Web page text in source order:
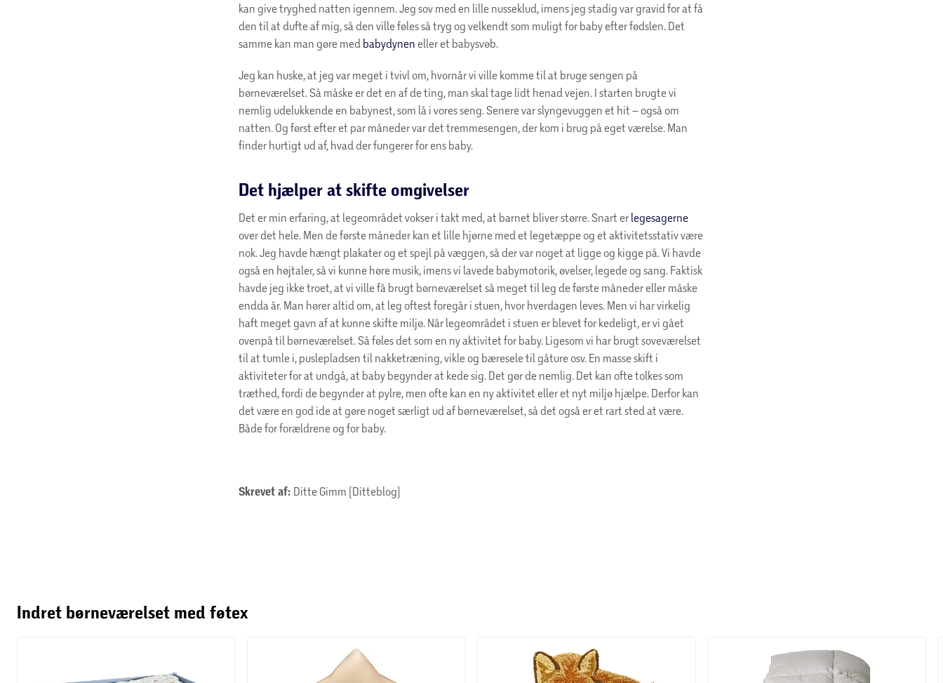
kan give tryghed natten igennem. Jeg sov med en lille nusseklud, imens jeg stadig var gravid for at få
den til at dufte af mig, så den ville føles så tryg og velkendt som muligt for baby efter fødslen. Det
samme kan man gøre med babydynen eller et babysvøb.
Jeg kan huske, at jeg var meget i tvivl om, hvornår vi ville komme til at bruge sengen på
børneværelset. Så måske er det en af de ting, man skal tage lidt henad vejen. I starten brugte vi
nemlig udelukkende en babynest, som lå i vores seng. Senere var slyngevuggen et hit – også om
natten. Og først efter et par måneder var det tremmesengen, der kom i brug på eget værelse. Man
finder hurtigt ud af, hvad der fungerer for ens baby.
Det hjælper at skifte omgivelser
Det er min erfaring, at legeområdet vokser i takt med, at barnet bliver større. Snart er legesagerne
over det hele. Men de første måneder kan et lille hjørne med et legetæppe og et aktivitetsstativ være
nok. Jeg havde hængt plakater og et spejl på væggen, så der var noget at ligge og kigge på. Vi havde
også en højtaler, så vi kunne høre musik, imens vi lavede babymotorik, øvelser, legede og sang. Faktisk
havde jeg ikke troet, at vi ville få brugt børneværelset så meget til leg de første måneder eller måske
endda år. Man hører altid om, at leg oftest foregår i stuen, hvor hverdagen leves. Men vi har virkelig
haft meget gavn af at kunne skifte miljø. Når legeområdet i stuen er blevet for kedeligt, er vi gået
ovenpå til børneværelset. Så føles det som en ny aktivitet for baby. Ligesom vi har brugt soveværelset
til at tumle i, puslepladsen til nakketræning, vikle og bæresele til gåture osv. En masse skift i
aktiviteter for at undgå, at baby begynder at kede sig. Det gør de nemlig. Det kan ofte tolkes som
træthed, fordi de begynder at pylre, men ofte kan en ny aktivitet eller et nyt miljø hjælpe. Derfor kan
det være en god ide at gøre noget særligt ud af børneværelset, så det også er et rart sted at være.
Både for forældrene og for baby.
Skrevet af: Ditte Gimm (Ditteblog)
Indret børneværelset med føtex